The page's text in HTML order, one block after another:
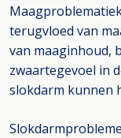
terugvloed van
van maaginhoud,
zwaartegevoel in
slokdarm kunnen